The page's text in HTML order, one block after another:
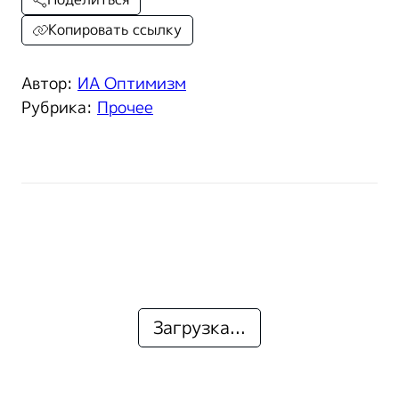
Автор: ИА Оптимизм
Рубрика: Прочее
Копировать ссылку
Загрузка...